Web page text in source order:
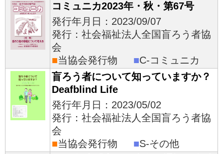
コミュニカ2023年・秋・第67号
発行年月日：2023/09/07
発行：社会福祉法人全国盲ろう者協
会
■当協会発行物 ■C-コミュニカ
盲ろう者について知っていますか？
Deafblind Life
発行年月日：2023/05/02
発行：社会福祉法人全国盲ろう者協
会
■当協会発行物 ■S-その他